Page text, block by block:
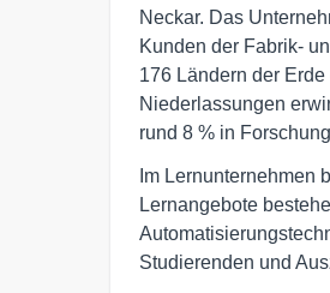
Neckar. Das
Kunden der Fabrik-
176 Ländern der
Niederlassungen
rund 8 % in
Im Lernunternehmen
Lernangebote
Studierenden und